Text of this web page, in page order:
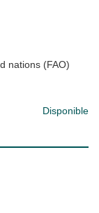
nations (FAO)
Disponible